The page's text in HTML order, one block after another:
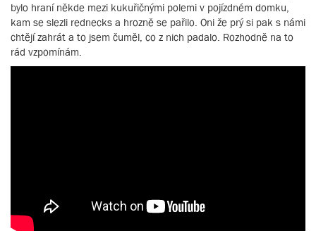
bylo hraní někde mezi kukuřičnými polemi v pojízdném domku,
kam se slezli rednecks a hrozně se pařilo. Oni že prý si pak s námi
chtějí zahrát a to jsem čuměl, co z nich padalo. Rozhodně na to
rád vzpomínám.